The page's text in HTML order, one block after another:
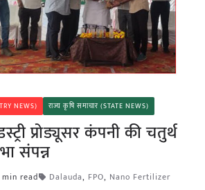
NEWS) राज्य कृषि समाचार (STATE NEWS)
प्रोड्यूसर कंपनी की चतुर्थ
संपन्न
read Dalauda, FPO, Nano Fertilizer